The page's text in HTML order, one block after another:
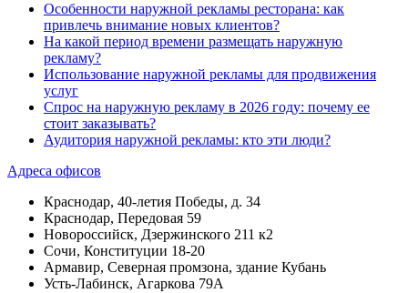
Особенности наружной рекламы ресторана: как
привлечь внимание новых клиентов?
На какой период времени размещать наружную
рекламу?
Использование наружной рекламы для продвижения
услуг
Спрос на наружную рекламу в 2026 году: почему ее
стоит заказывать?
Аудитория наружной рекламы: кто эти люди?
Адреса офисов
Краснодар, 40-летия Победы, д. 34
Краснодар, Передовая 59
Новороссийск, Дзержинского 211 к2
Сочи, Конституции 18-20
Армавир, Северная промзона, здание Кубань
Усть-Лабинск, Агаркова 79А